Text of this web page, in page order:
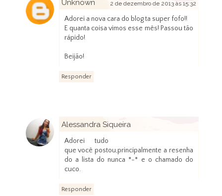
Unknown 2 de dezembro de 2013 às 15:32
Adorei a nova cara do blog ta super fofo!!
E quanta coisa vimos esse mês! Passou tão
rápido!
Beijão!
Responder
Alessandra Siqueira
Adorei tudo
que você postou,principalmente a resenha
do a lista do nunca *-* e o chamado do
cuco.
Responder